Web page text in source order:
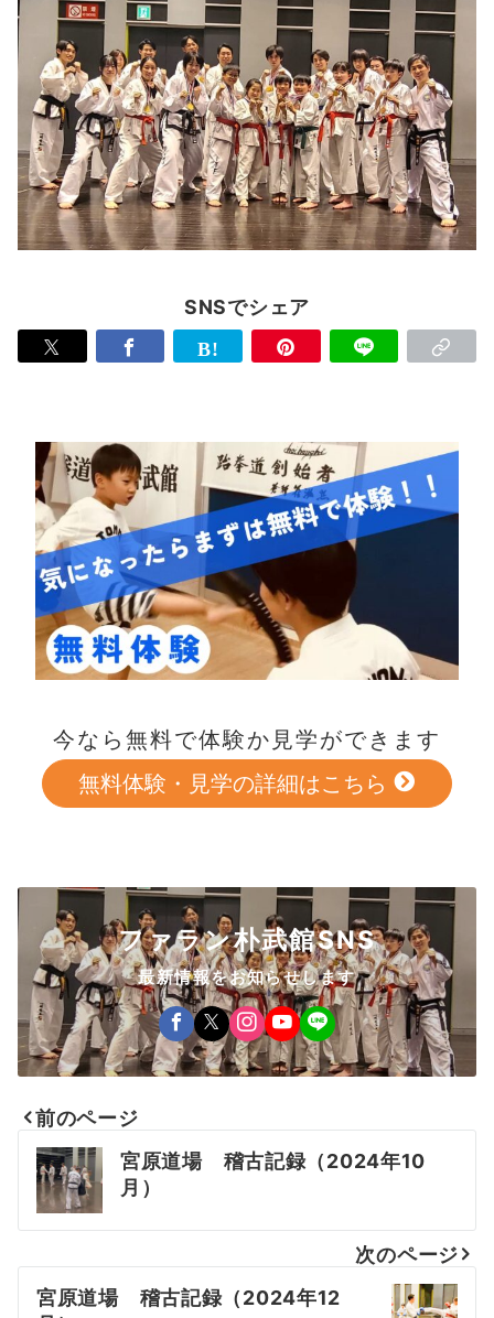
SNSでシェア
今なら無料で体験か見学ができます
無料体験・見学の詳細はこちら
ファラン朴武館SNS
最新情報をお知らせします
投
稿
ナ
ビ
前のページ
宮原道場 稽古記録（2024年10
月）
次のページ
宮原道場 稽古記録（2024年12